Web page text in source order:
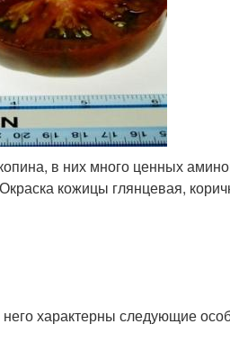
в них много ценных
кожицы глянцевая,
характерны следующие